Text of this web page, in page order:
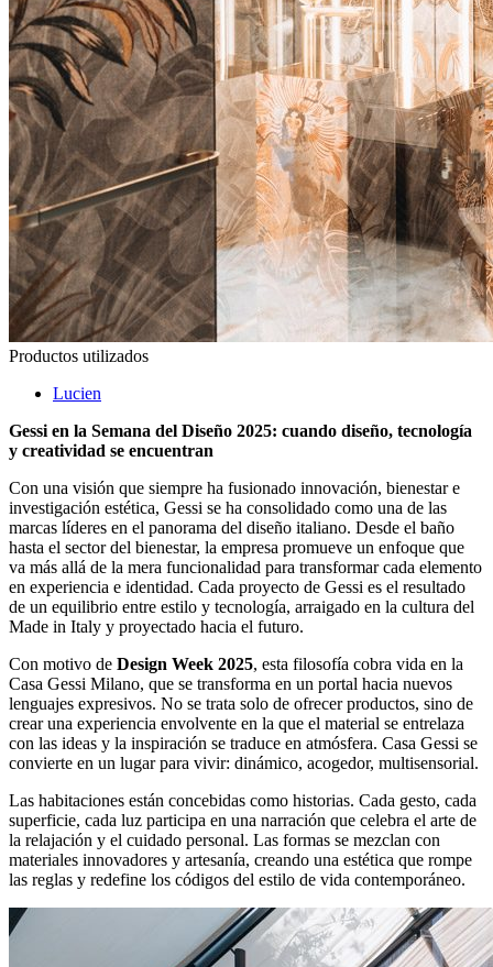
Productos utilizados
Lucien
Gessi en la Semana del Diseño 2025: cuando diseño, tecnología
y creatividad se encuentran
Con una visión que siempre ha fusionado innovación, bienestar e
investigación estética, Gessi se ha consolidado como una de las
marcas líderes en el panorama del diseño italiano. Desde el baño
hasta el sector del bienestar, la empresa promueve un enfoque que
va más allá de la mera funcionalidad para transformar cada elemento
en experiencia e identidad. Cada proyecto de Gessi es el resultado
de un equilibrio entre estilo y tecnología, arraigado en la cultura del
Made in Italy y proyectado hacia el futuro.
Con motivo de Design Week 2025, esta filosofía cobra vida en la
Casa Gessi Milano, que se transforma en un portal hacia nuevos
lenguajes expresivos. No se trata solo de ofrecer productos, sino de
crear una experiencia envolvente en la que el material se entrelaza
con las ideas y la inspiración se traduce en atmósfera. Casa Gessi se
convierte en un lugar para vivir: dinámico, acogedor, multisensorial.
Las habitaciones están concebidas como historias. Cada gesto, cada
superficie, cada luz participa en una narración que celebra el arte de
la relajación y el cuidado personal. Las formas se mezclan con
materiales innovadores y artesanía, creando una estética que rompe
las reglas y redefine los códigos del estilo de vida contemporáneo.